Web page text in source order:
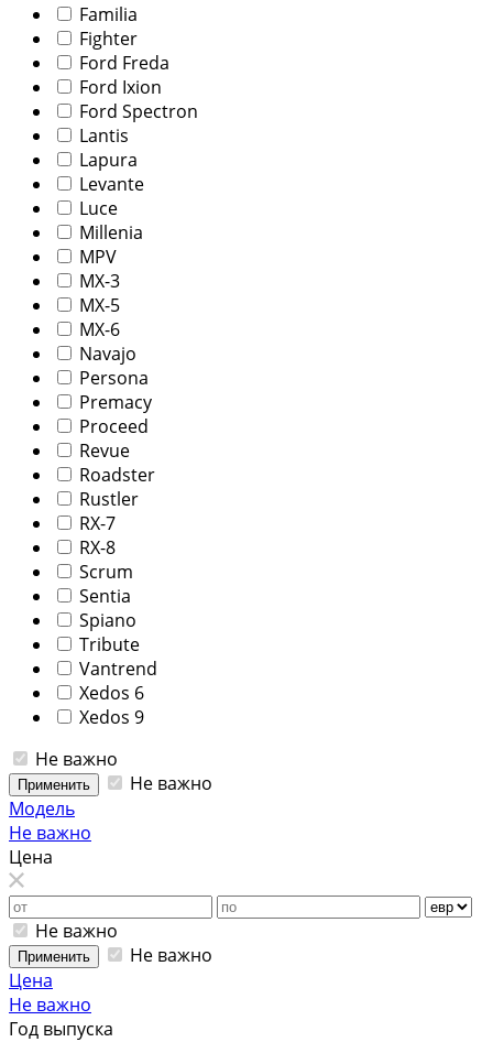
Familia
Fighter
Ford Freda
Ford Ixion
Ford Spectron
Lantis
Lapura
Levante
Luce
Millenia
MPV
MX-3
MX-5
MX-6
Navajo
Persona
Premacy
Proceed
Revue
Roadster
Rustler
RX-7
RX-8
Scrum
Sentia
Spiano
Tribute
Vantrend
Xedos 6
Xedos 9
Не важно
Применить
Не важно
Модель
Не важно
Цена
Не важно
Применить
Не важно
Цена
Не важно
Год выпуска